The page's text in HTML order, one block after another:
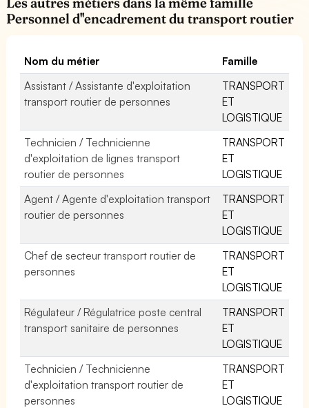
Personnel d''encadrement du transport routier
Nom du métier
Famille
Assistant / Assistante d'exploitation
transport routier de personnes
TRANSPORT
ET
LOGISTIQUE
Technicien / Technicienne
d'exploitation de lignes transport
routier de personnes
TRANSPORT
ET
LOGISTIQUE
Agent / Agente d'exploitation transport
routier de personnes
TRANSPORT
ET
LOGISTIQUE
Chef de secteur transport routier de
personnes
TRANSPORT
ET
LOGISTIQUE
Régulateur / Régulatrice poste central
transport sanitaire de personnes
TRANSPORT
ET
LOGISTIQUE
Technicien / Technicienne
d'exploitation transport routier de
personnes
TRANSPORT
ET
LOGISTIQUE